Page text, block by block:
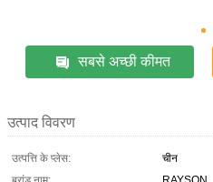
सबसे अच्छी कीमत
उत्पाद विवरण
उत्पत्ति के प्लेस:
चीन